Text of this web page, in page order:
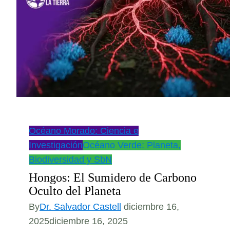
Océano Morado: Ciencia e
InvestigaciónOcéano Verde: Planeta,
Biodiversidad y SbN
Hongos: El Sumidero de Carbono
Oculto del Planeta
ByDr. Salvador Castell diciembre 16,
2025diciembre 16, 2025